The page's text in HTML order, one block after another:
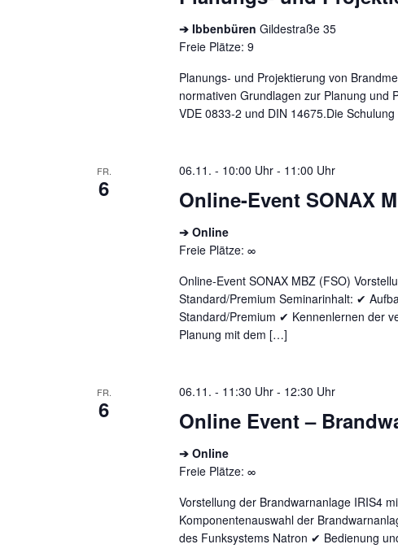
➔ Ibbenbüren Gildestraße 35
Freie Plätze: 9
Planungs- und Projektierung von
normativen Grundlagen zur Planung und
VDE 0833-2 und DIN 14675.Die
FR.
6 Online-Event SONAX
06.11. - 10:00 Uhr- 11:00 Uhr
➔ Online
Freie Plätze: ∞
Online-Event SONAX MBZ (FSO)
Standard/Premium Seminarinhalt: ✔
Standard/Premium ✔ Kennenlernen der
Planung mit dem […]
FR.
6 Online Event –
06.11. - 11:30 Uhr- 12:30 Uhr
➔ Online
Freie Plätze: ∞
Vorstellung der Brandwarnanlage IRIS4
Komponentenauswahl der
des Funksystems Natron ✔ Bedienung